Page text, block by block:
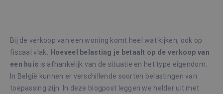
Bij de verkoop van een woning komt heel wat kijken, ook op
fiscaal vlak. Hoeveel belasting je betaalt op de verkoop van
een huis is afhankelijk van de situatie en het type eigendom.
In België kunnen er verschillende soorten belastingen van
toepassing zijn. In deze blogpost leggen we helder uit met